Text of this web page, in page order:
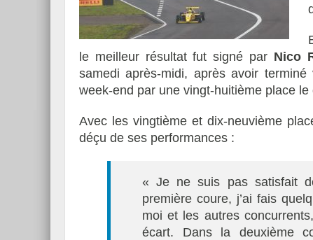
le meilleur résultat fut signé par Nico
samedi après-midi, après avoir
week-end par une vingt-huitième place le
Avec les vingtième et dix-neuvième
déçu de ses performances :
« Je ne suis pas satisfait
première coure, j’ai fais
moi et les autres
écart. Dans la deuxième